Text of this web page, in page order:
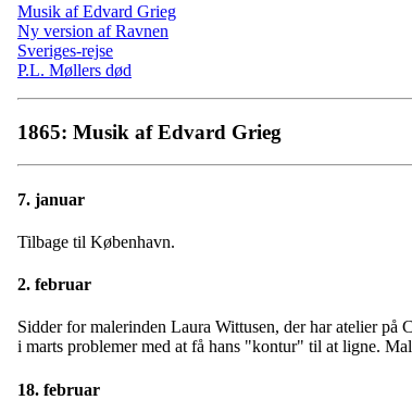
Musik af Edvard Grieg
Ny version af Ravnen
Sveriges-rejse
P.L. Møllers død
1865: Musik af Edvard Grieg
7. januar
Tilbage til København.
2. februar
Sidder for malerinden Laura Wittusen, der har atelier på
i marts problemer med at få hans "kontur" til at ligne.
18. februar